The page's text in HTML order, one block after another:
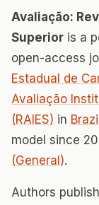
Avaliação:
Superior is a
open-access
Estadual de
Avaliação
(RAIES) in Brazil
model since
(General).
Authors